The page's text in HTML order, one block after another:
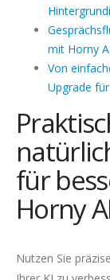
mit Horny
Von
Upgrade
für
Horny
Nutzen Sie